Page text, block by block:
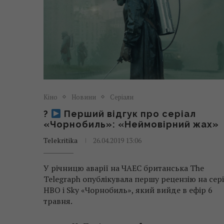
Кіно Новини Серіали
?
Перший відгук про серіал
«Чорнобиль»: «Неймовірний жах»
Telekritika 26.04.2019 13:06
У річницю аварії на ЧАЕС британська The
Telegraph опублікувала першу рецензію на
HBO і Sky «Чорнобиль», який вийде в ефір 6
травня.